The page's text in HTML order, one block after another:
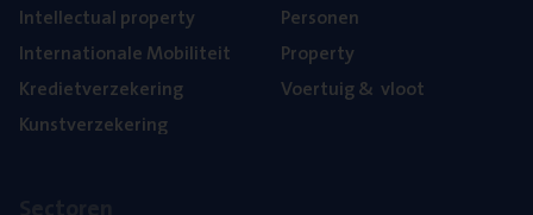
Intel­lec­tu­al property
Inter­na­ti­o­na­le Mobiliteit
Kre­diet­ver­ze­ke­ring
Kunst­ver­ze­ke­ring
Per­so­nen
Pro­per­ty
Voer­tuig& vloot